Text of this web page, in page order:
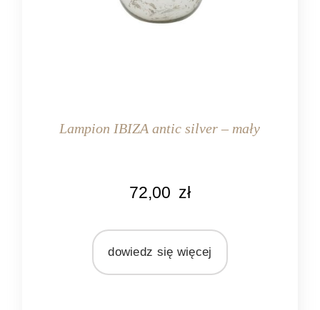
Lampion IBIZA antic silver – mały
Light&Living
72,00 zł
dowiedz się więcej